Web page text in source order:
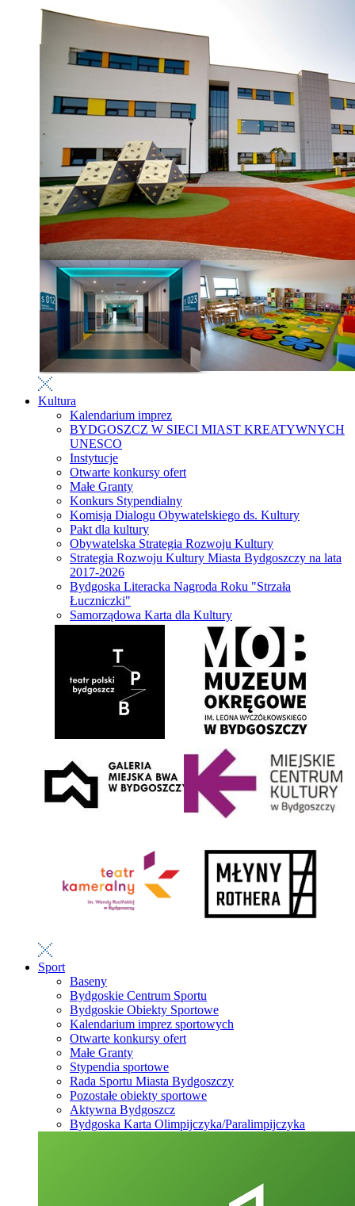
Kultura
Kalendarium imprez
BYDGOSZCZ W SIECI MIAST KREATYWNYCH
UNESCO
Instytucje
Otwarte konkursy ofert
Małe Granty
Konkurs Stypendialny
Komisja Dialogu Obywatelskiego ds. Kultury
Pakt dla kultury
Obywatelska Strategia Rozwoju Kultury
Strategia Rozwoju Kultury Miasta Bydgoszczy na lata
2017-2026
Bydgoska Literacka Nagroda Roku "Strzała
Łuczniczki"
Samorządowa Karta dla Kultury
Sport
Baseny
Bydgoskie Centrum Sportu
Bydgoskie Obiekty Sportowe
Kalendarium imprez sportowych
Otwarte konkursy ofert
Małe Granty
Stypendia sportowe
Rada Sportu Miasta Bydgoszczy
Pozostałe obiekty sportowe
Aktywna Bydgoszcz
Bydgoska Karta Olimpijczyka/Paralimpijczyka